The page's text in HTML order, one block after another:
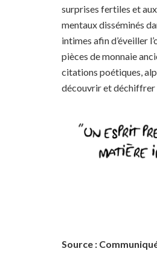
surprises fertiles et
mentaux disséminés
intimes afin d’éveiller
pièces de monnaie
citations poétiques,
découvrir et déchiffrer
Source :